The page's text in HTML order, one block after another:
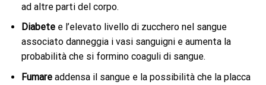
ad altre parti del corpo.
Diabetee l’elevato livello di zucchero nel sangue
associato danneggia i vasi sanguigni e aumenta la
probabilità che si formino coaguli di sangue.
Fumareaddensa il sangue e la possibilità che la placca